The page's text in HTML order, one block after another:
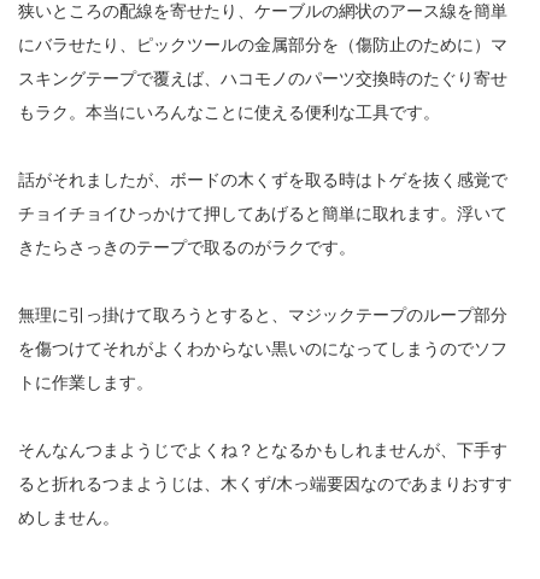
狭いところの配線を寄せたり、ケーブルの網状のアース線を簡単
にバラせたり、ピックツールの金属部分を（傷防止のために）マ
スキングテープで覆えば、ハコモノのパーツ交換時のたぐり寄せ
もラク。本当にいろんなことに使える便利な工具です。
話がそれましたが、ボードの木くずを取る時はトゲを抜く感覚で
チョイチョイひっかけて押してあげると簡単に取れます。浮いて
きたらさっきのテープで取るのがラクです。
無理に引っ掛けて取ろうとすると、マジックテープのループ部分
を傷つけてそれがよくわからない黒いのになってしまうのでソフ
トに作業します。
そんなんつまようじでよくね？となるかもしれませんが、下手す
ると折れるつまようじは、木くず/木っ端要因なのであまりおすす
めしません。